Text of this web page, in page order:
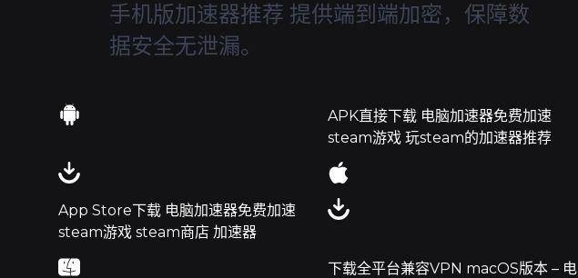
手机版加速器推荐 提供端到端加密，保障数
据安全无泄漏。
APK直接下载 电脑加速器免费加速
steam游戏 玩steam的加速器推荐
App Store下载 电脑加速器免费加速
steam游戏 steam商店 加速器
下载全平台兼容VPN macOS版本 – 电